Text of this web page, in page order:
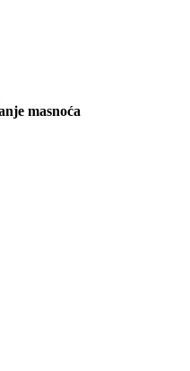
masnoća